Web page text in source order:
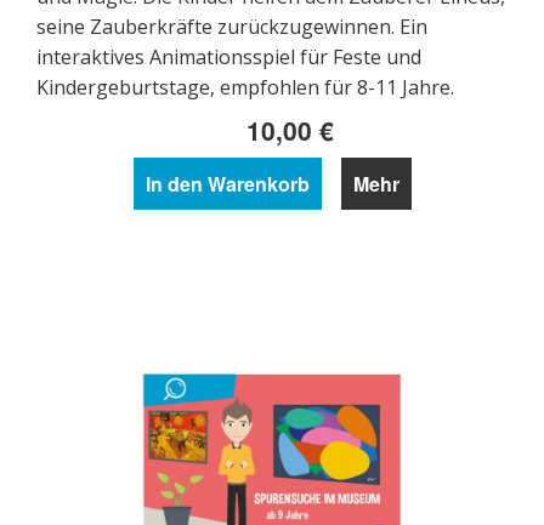
seine Zauberkräfte zurückzugewinnen. Ein
interaktives Animationsspiel für Feste und
Kindergeburtstage, empfohlen für 8-11 Jahre.
10,00 €
In den Warenkorb Mehr